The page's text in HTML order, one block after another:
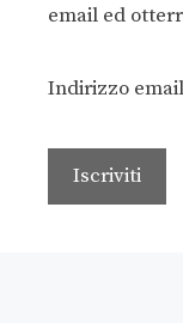
email ed
Indirizzo